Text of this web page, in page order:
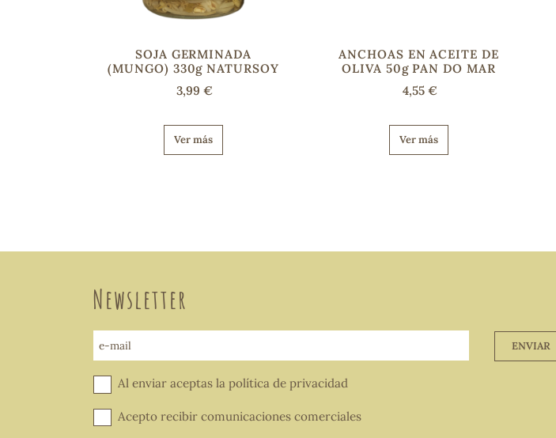
SOJA GERMINADA
(MUNGO) 330g NATURSOY
3,99 €
Ver más
ANCHOAS EN ACEITE DE
OLIVA 50g PAN DO MAR
4,55 €
Ver más
Newsletter
e-mail ENVIAR
Al enviar aceptas la política de privacidad
Acepto recibir comunicaciones comerciales